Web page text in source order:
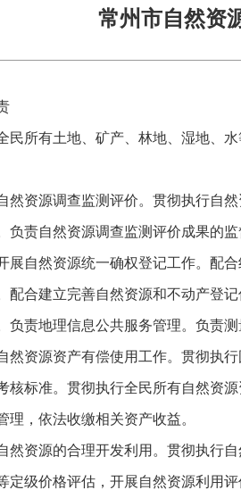
常州市自然资
民所有土地、矿产、林地、湿地、
然资源调查监测评价。贯彻执行自
负责自然资源调查监测评价成果的
展自然资源统一确权登记工作。配
配合建立完善自然资源和不动产登
负责地理信息公共服务管理。负责
然资源资产有偿使用工作。贯彻执
核标准。贯彻执行全民所有自然资
理，依法收缴相关资产收益。
然资源的合理开发利用。贯彻执行
定级价格评估，开展自然资源利用